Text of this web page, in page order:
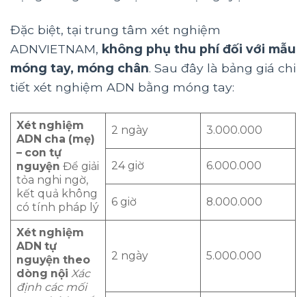
Đặc biệt, tại trung tâm xét nghiệm
ADNVIETNAM, không phụ thu phí đối với mẫu
móng tay, móng chân. Sau đây là bảng giá chi
tiết xét nghiệm ADN bằng móng tay:
Xét nghiệm
ADN cha (mẹ)
– con tự
nguyện Để giải
tỏa nghi ngờ,
kết quả không
có tính pháp lý
2 ngày 3.000.000
24 giờ 6.000.000
6 giờ 8.000.000
Xét nghiệm
ADN tự
nguyện theo
dòng nội Xác
định các mối
2 ngày 5.000.000